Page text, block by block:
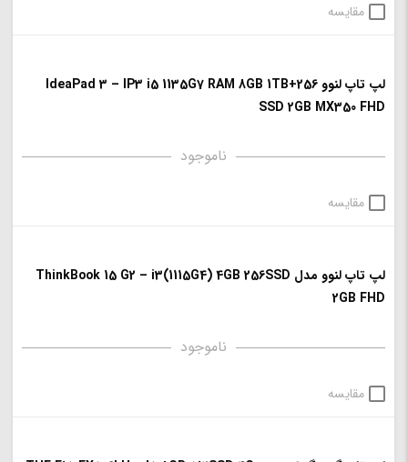
مقایسه
لپ تاپ لنوو IdeaPad 3 – IP3 i5 1135G7 RAM 8GB 1TB+256
SSD 2GB MX350 FHD
ناموجود
مقایسه
لپ تاپ لنوو مدل ThinkBook 15 G2 – i3(1115G4) 4GB 256SSD
2GB FHD
ناموجود
مقایسه